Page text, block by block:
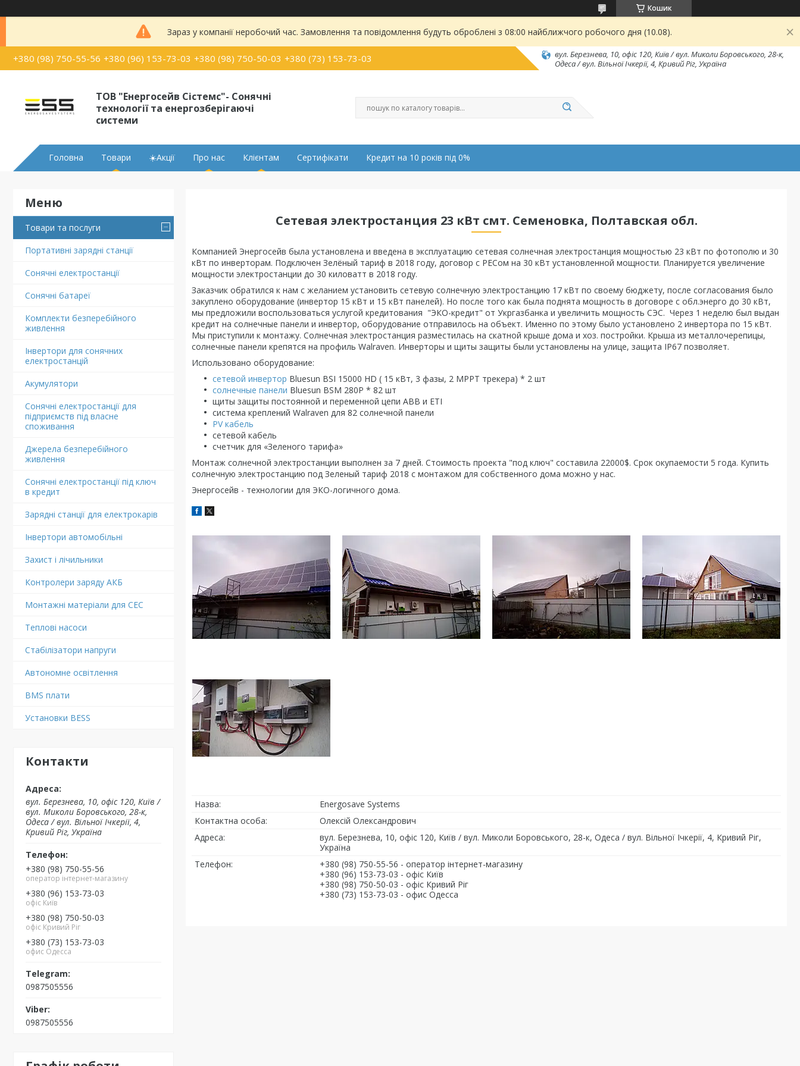
Кошик
Зараз у компанії неробочий час. Замовлення та повідомлення будуть оброблені з 08:00 найближчого робочого дня (10.08).
+380 (98) 750-55-56 +380 (96) 153-73-03 +380 (98) 750-50-03 +380 (73) 153-73-03
вул. Березнева, 10, офіс 120, Київ / вул. Миколи Боровського, 28-к,
Одеса / вул. Вільної Ічкерії, 4, Кривий Ріг, Україна
ТОВ "Енергосейв Сістемс"- Сонячні
технології та енергозберігаючі
системи
Головна Товари ☀️Акції Про нас Клієнтам Сертифікати Кредит на 10 років під 0%
Товари та послуги
Портативні зарядні станції
Сонячні електростанції
Сонячні батареї
Комплекти безперебійного
живлення
Інвертори для сонячних
електростанцій
Акумулятори
Сонячні електростанції для
підприємств під власне
споживання
Джерела безперебійного
живлення
Сонячні електростанції під ключ
в кредит
Зарядні станції для електрокарів
Інвертори автомобільні
Захист і лічильники
Контролери заряду АКБ
Монтажні матеріали для СЕС
Теплові насоси
Стабілізатори напруги
Автономне освітлення
BMS плати
Установки BESS
Контакти
вул. Березнева, 10, офіс 120, Київ /
вул. Миколи Боровського, 28-к,
Одеса / вул. Вільної Ічкерії, 4,
Кривий Ріг, Україна
+380 (98) 750-55-56
оператор інтернет-магазину
+380 (96) 153-73-03
офіс Київ
+380 (98) 750-50-03
офіс Кривий Ріг
+380 (73) 153-73-03
офис Одесса
0987505556
0987505556
Сетевая электростанция 23 кВт смт. Семеновка, Полтавская обл.
Компанией Энергосейв была установлена и введена в эксплуатацию сетевая солнечная электростанция мощностью 23 кВт по фотополю и 30
кВт по инверторам. Подключен Зелёный тариф в 2018 году, договор с РЕСом на 30 кВт установленной мощности. Планируется увеличение
мощности электростанции до 30 киловатт в 2018 году.
Заказчик обратился к нам с желанием установить сетевую солнечную электростанцию 17 кВт по своему бюджету, после согласования было
закуплено оборудование (инвертор 15 кВт и 15 кВт панелей). Но после того как была поднята мощность в договоре с обл.энерго до 30 кВт,
мы предложили воспользоваться услугой кредитования "ЭКО-кредит" от Укргазбанка и увеличить мощность СЭС. Через 1 неделю был выдан
кредит на солнечные панели и инвертор, оборудование отправилось на объект. Именно по этому было установлено 2 инвертора по 15 кВт.
Мы приступили к монтажу. Солнечная электростанция разместилась на скатной крыше дома и хоз. постройки. Крыша из металлочерепицы,
солнечные панели крепятся на профиль Walraven. Инверторы и щиты защиты были установлены на улице, защита IP67 позволяет.
Использовано оборудование:
сетевой инвертор Bluesun BSI 15000 HD ( 15 кВт, 3 фазы, 2 MPPT трекера) * 2 шт
солнечные панели Bluesun BSM 280P * 82 шт
щиты защиты постоянной и переменной цепи ABB и ETI
система креплений Walraven для 82 солнечной панели
PV кабель
сетевой кабель
счетчик для «Зеленого тарифа»
Монтаж солнечной электростанции выполнен за 7 дней. Стоимость проекта "под ключ" составила 22000$. Срок окупаемости 5 года. Купить
солнечную электростанцию под Зеленый тариф 2018 с монтажом для собственного дома можно у нас.
Энергосейв - технологии для ЭКО-логичного дома.
Energosave Systems
Олексій Олександрович
вул. Березнева, 10, офіс 120, Київ / вул. Миколи Боровського, 28-к, Одеса / вул. Вільної Ічкерії, 4, Кривий Ріг,
Україна
+380 (98) 750-55-56
оператор інтернет-магазину
+380 (96) 153-73-03
офіс Київ
+380 (98) 750-50-03
офіс Кривий Ріг
+380 (73) 153-73-03
офис Одесса